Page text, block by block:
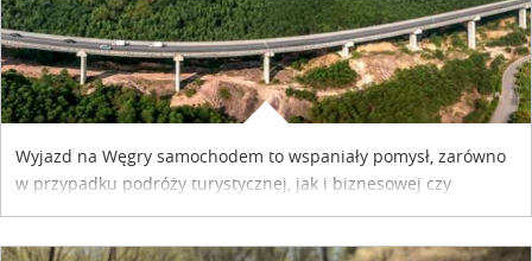
Wyjazd na Węgry samochodem to wspaniały pomysł, zarówno
w przypadku podróży turystycznej, jak i biznesowej czy
służbowej. Pamiętać tylko trzeba o wykupieniu winiety, co